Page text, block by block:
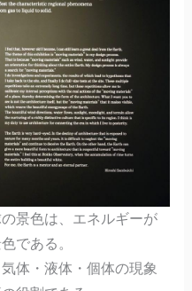
景色は、エネルギーが
である。
体・液体・個体の現象